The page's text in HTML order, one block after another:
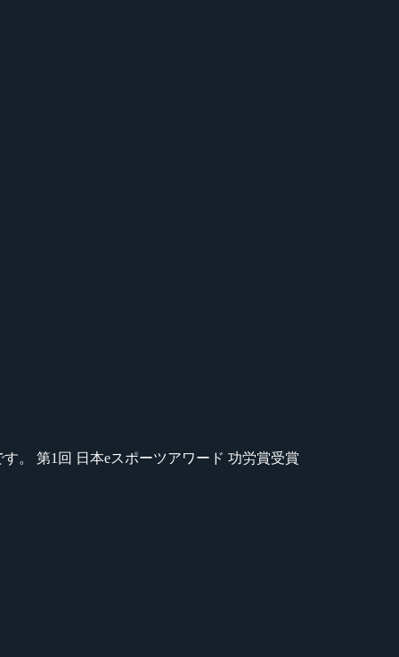
。 第1回 日本eスポーツアワード 功労賞受賞